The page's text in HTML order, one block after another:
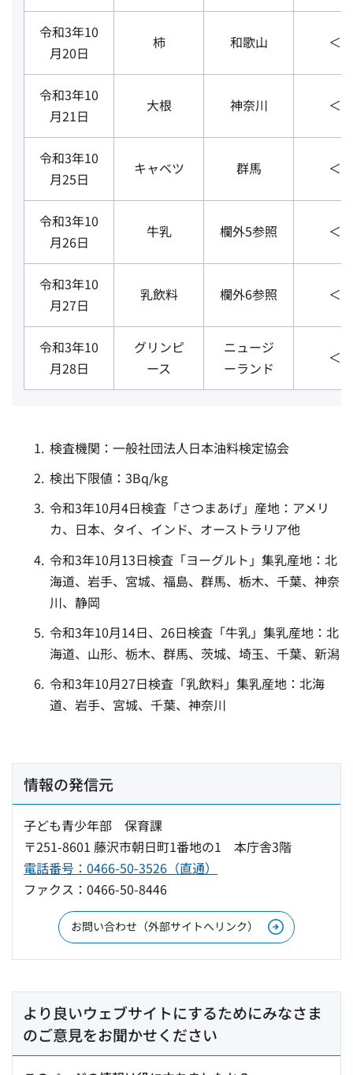
令和3年10
月20日
柿 和歌山 ＜3
令和3年10
月21日
大根 神奈川 ＜3
令和3年10
月25日
キャベツ 群馬 ＜3
令和3年10
月26日
牛乳 欄外5参照 ＜3
令和3年10
月27日
乳飲料 欄外6参照 ＜3
令和3年10
月28日
グリンピ
ース
ニュージ
ーランド
＜3
検査機関：一般社団法人日本油料検定協会
検出下限値：3Bq/kg
令和3年10月4日検査「さつまあげ」産地：アメリ
カ、日本、タイ、インド、オーストラリア他
令和3年10月13日検査「ヨーグルト」集乳産地：北
海道、岩手、宮城、福島、群馬、栃木、千葉、神奈
川、静岡
令和3年10月14日、26日検査「牛乳」集乳産地：北
海道、山形、栃木、群馬、茨城、埼玉、千葉、新潟
令和3年10月27日検査「乳飲料」集乳産地：北海
道、岩手、宮城、千葉、神奈川
情報の発信元
子ども青少年部 保育課
〒251-8601 藤沢市朝日町1番地の1 本庁舎3階
電話番号：0466-50-3526（直通）
ファクス：0466-50-8446
お問い合わせ（外部サイトへリンク）
より良いウェブサイトにするためにみなさま
のご意見をお聞かせください